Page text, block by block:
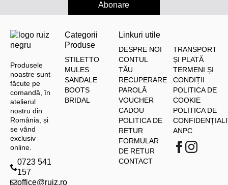
Abonare
Produsele
noastre sunt
făcute pe
comandă, în
atelierul
nostru din
România, și
se vând
exclusiv
online.
0723 541
157
office@ruiz.ro
Categorii
Produse
STILETTO
MULES
SANDALE
BOOTS
BRIDAL
Linkuri utile
DESPRE NOI
CONTUL
TĂU
RECUPERARE
PAROLĂ
VOUCHER
CADOU
POLITICA DE
RETUR
FORMULAR
DE RETUR
CONTACT
TRANSPORT
ȘI PLATĂ
TERMENI ȘI
CONDIȚII
POLITICA DE
COOKIE
POLITICA DE
ANPC